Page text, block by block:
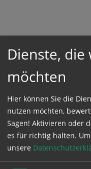
loggen Sie sich ein,
Produkt
GESCHÜTZTER
Bitte melden Sie
Dienste,
möchten
Hier können Sie die
nutzen möchten,
Sagen! Aktivieren oder
es für richtig halten.
unsere